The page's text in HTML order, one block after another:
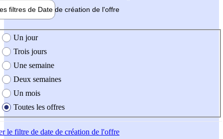
filtres de Date de création de l'offre
création de l'offre
Un jour
Trois jours
Une semaine
Deux semaines
Un mois
Toutes les offres
le filtre de date de création de l'offre